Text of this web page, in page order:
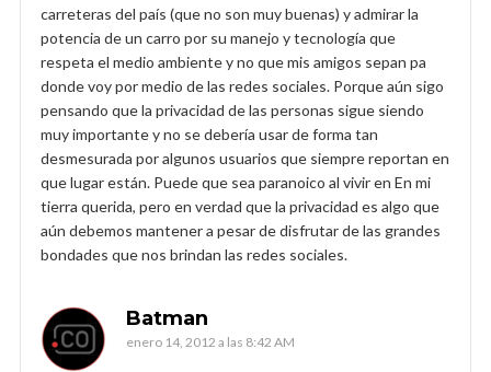
carreteras del país (que no son muy buenas) y admirar la
potencia de un carro por su manejo y tecnología que
respeta el medio ambiente y no que mis amigos sepan pa
donde voy por medio de las redes sociales. Porque aún sigo
pensando que la privacidad de las personas sigue siendo
muy importante y no se debería usar de forma tan
desmesurada por algunos usuarios que siempre reportan en
que lugar están. Puede que sea paranoico al vivir en En mi
tierra querida, pero en verdad que la privacidad es algo que
aún debemos mantener a pesar de disfrutar de las grandes
bondades que nos brindan las redes sociales.
Batman
enero 14, 2012 a las 8:42 AM